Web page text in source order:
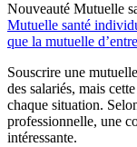
Nouveauté Mutuelle
Mutuelle santé
que la mutuelle
Souscrire une
des salariés, mais
chaque situation.
professionnelle, une
intéressante.